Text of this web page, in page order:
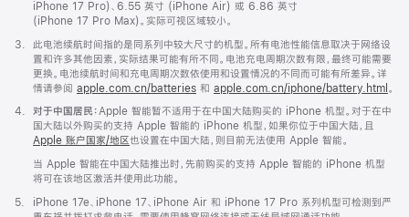
iPhone 17 Pro)、6.55 英寸 (iPhone Air) 或 6.86 英寸
(iPhone 17 Pro Max)。实际可视区域较小。
脚
3.
此电池续航时间指的是同系列中较大尺寸的机型。所有电池性能信息取决于网络设
置和许多其他因素，实际结果可能有所不同。电池充电周期次数有限，最终可能需要
更换。电池续航时间和充电周期次数依使用和设置情况的不同而可能有所差异。详
情请参阅 apple.com.cn/batteries 和 apple.com.cn/iphone/battery.html 。
脚
4. 对于中国居民：Apple 智能暂不适用于在中国大陆购买的 iPhone 机型。对于在中
国大陆以外购买的支持 Apple 智能的 iPhone 机型，如果你位于中国大陆，且
Apple 账户国家/地区也设置在中国大陆，则目前无法使用 Apple 智能。
当 Apple 智能在中国大陆推出时，先前购买的支持 Apple 智能的 iPhone 机型
将可在该地区激活并使用此功能。
脚
5.
iPhone 17e、iPhone 17、iPhone Air 和 iPhone 17 Pro 系列机型可检测到严